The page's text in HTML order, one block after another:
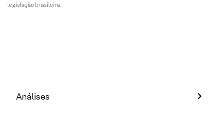
legislação brasileira.
Análises